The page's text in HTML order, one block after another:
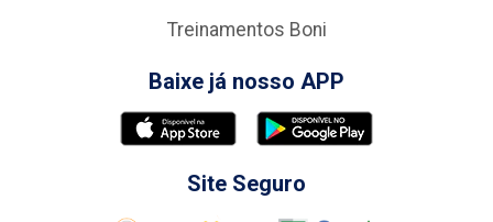
Treinamentos Boni
Baixe já nosso APP
Site Seguro